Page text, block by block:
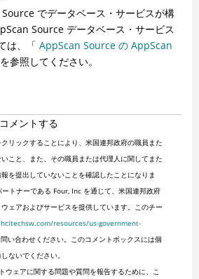
でデータベース・サービスが構
Source データベース・サービス
は、「 AppScan Source の AppScan
参照してください。
メントする
リックすることにより、米国連邦政府の職員また
こと、また、その職員または代理人に関してまた
を提出していないことを確認したことになりま
ートナーである Four, Inc を通じて、米国連邦政府
ェアおよびサービスを提供しています。このチー
resources/us-government-
い合わせください。このコメントボックスには個
ないでください。
ウェアに関する問題や質問を報告するために、こ